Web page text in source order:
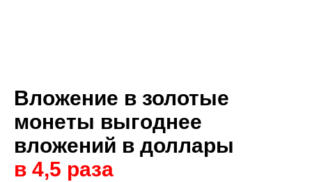
Вложение в золотые
монеты выгоднее
вложений в доллары
в 4,5 раза